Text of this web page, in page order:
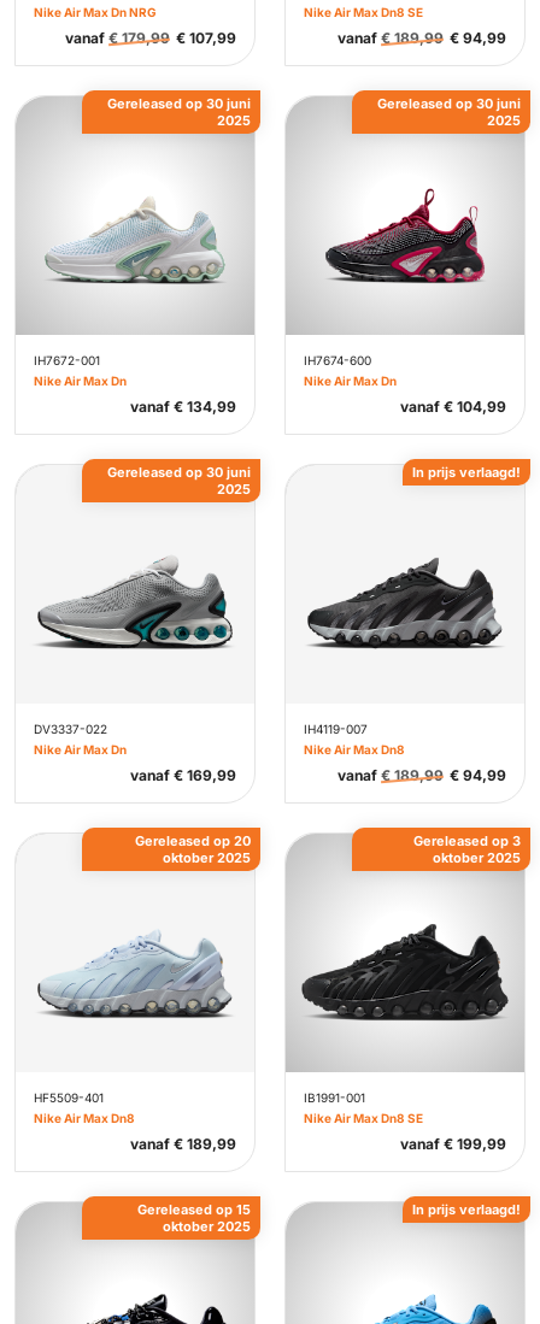
Nike Air Max Dn NRG
vanaf €179,99 € 107,99
Nike Air Max Dn8 SE
vanaf €189,99 € 94,99
IH7672-001
Nike Air Max Dn
vanaf € 134,99
Gereleased op 30 juni
2025
IH7674-600
Nike Air Max Dn
vanaf € 104,99
Gereleased op 30 juni
2025
DV3337-022
Nike Air Max Dn
vanaf € 169,99
Gereleased op 30 juni
2025
IH4119-007
Nike Air Max Dn8
vanaf €189,99 € 94,99
In prijs verlaagd!
HF5509-401
Nike Air Max Dn8
vanaf € 189,99
Gereleased op 20
oktober 2025
IB1991-001
Nike Air Max Dn8 SE
vanaf € 199,99
Gereleased op 3
oktober 2025
Gereleased op 15
oktober 2025
In prijs verlaagd!